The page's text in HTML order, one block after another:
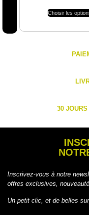
Choisir les
30
Inscrivez-vous à notre
offres exclusives,
Un petit clic, et de belles